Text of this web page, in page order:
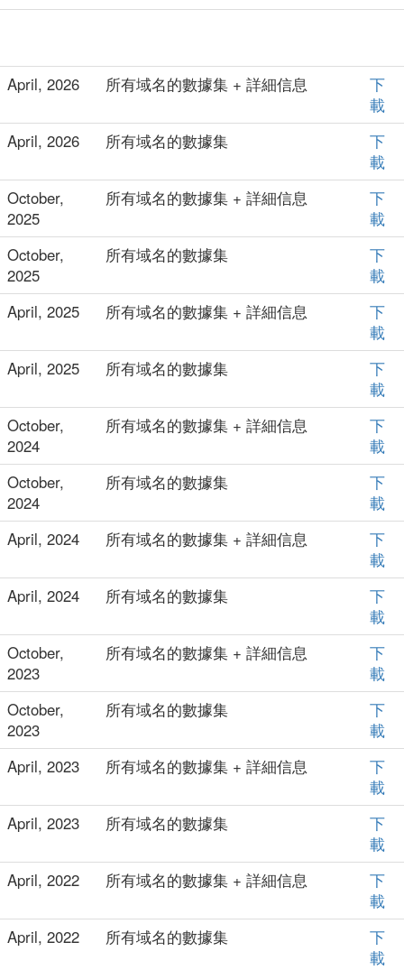
April, 2026 所有域名的數據集 + 詳細信息
下
載
April, 2026
所有域名的數據集
下
載
October,
2025
所有域名的數據集 + 詳細信息
下
載
October,
2025
所有域名的數據集
下
載
April, 2025
所有域名的數據集 + 詳細信息
下
載
April, 2025
所有域名的數據集
下
載
October,
2024
所有域名的數據集 + 詳細信息
下
載
October,
2024
所有域名的數據集
下
載
April, 2024
所有域名的數據集 + 詳細信息
下
載
April, 2024
所有域名的數據集
下
載
October,
2023
所有域名的數據集 + 詳細信息
下
載
October,
2023
所有域名的數據集
下
載
April, 2023
所有域名的數據集 + 詳細信息
下
載
April, 2023
所有域名的數據集
下
載
April, 2022
所有域名的數據集 + 詳細信息
下
載
April, 2022
所有域名的數據集
下
載